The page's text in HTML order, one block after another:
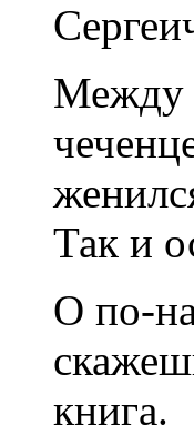
Между
Так и
О по-
книга.